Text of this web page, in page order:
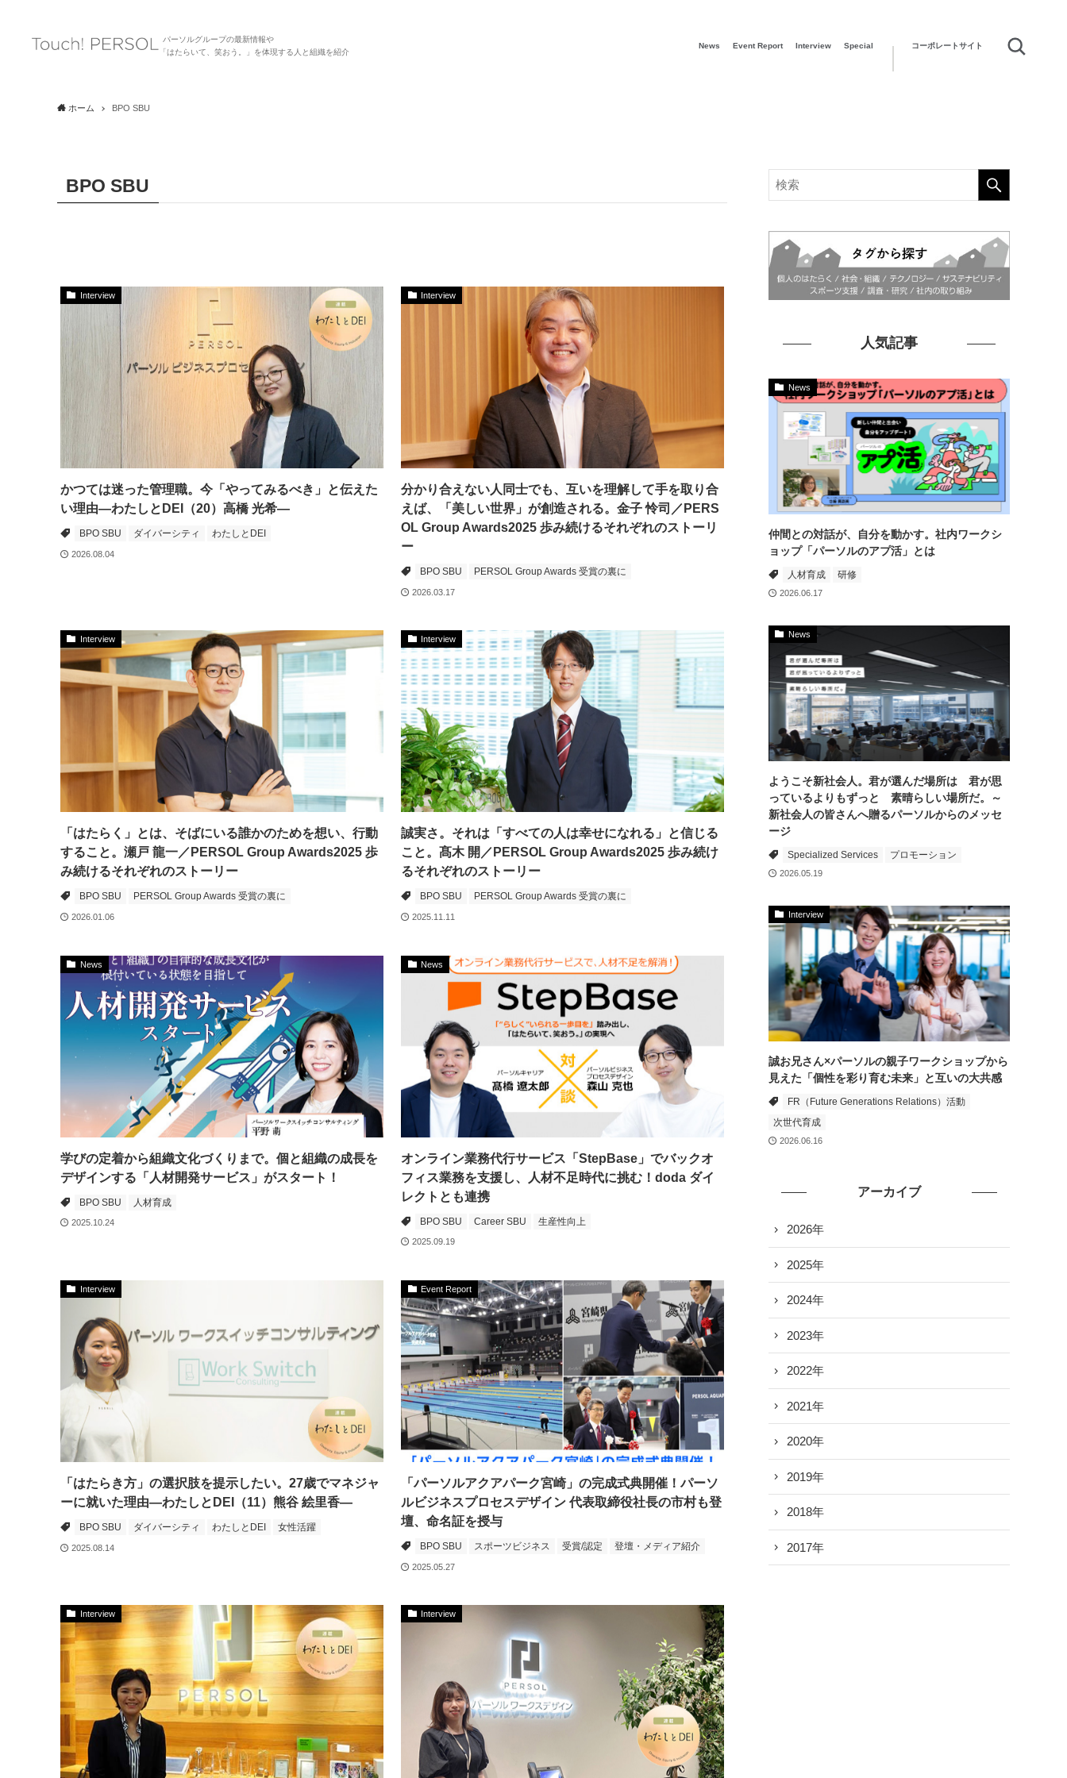
パーソルグループの最新情報や
「はたらいて、笑おう。」を体現する人と組織を紹介
News Event Report Interview Special コーポレートサイト
ホーム BPO SBU
BPO SBU
Interview
かつては迷った管理職。今「やってみるべき」と伝えた
い理由―わたしとDEI（20）高橋 光希―
BPO SBU ダイバーシティ わたしとDEI
2026.08.04
Interview
分かり合えない人同士でも、互いを理解して手を取り合
えば、「美しい世界」が創造される。金子 怜司／PERS
OL Group Awards2025 歩み続けるそれぞれのストーリ
ー
BPO SBU PERSOL Group Awards 受賞の裏に
2026.03.17
Interview
「はたらく」とは、そばにいる誰かのためを想い、行動
すること。瀬戸 龍一／PERSOL Group Awards2025 歩
み続けるそれぞれのストーリー
BPO SBU PERSOL Group Awards 受賞の裏に
2026.01.06
Interview
誠実さ。それは「すべての人は幸せになれる」と信じる
こと。髙木 開／PERSOL Group Awards2025 歩み続け
るそれぞれのストーリー
BPO SBU PERSOL Group Awards 受賞の裏に
2025.11.11
News
学びの定着から組織文化づくりまで。個と組織の成長を
デザインする「人材開発サービス」がスタート！
BPO SBU 人材育成
2025.10.24
News
オンライン業務代行サービス「StepBase」でバックオ
フィス業務を支援し、人材不足時代に挑む！doda ダイ
レクトとも連携
BPO SBU Career SBU 生産性向上
2025.09.19
Interview
「はたらき方」の選択肢を提示したい。27歳でマネジャ
ーに就いた理由―わたしとDEI（11）熊谷 絵里香―
BPO SBU ダイバーシティ わたしとDEI 女性活躍
2025.08.14
Event Report
「パーソルアクアパーク宮崎」の完成式典開催！パーソ
ルビジネスプロセスデザイン 代表取締役社長の市村も登
壇、命名証を授与
BPO SBU スポーツビジネス 受賞/認定 登壇・メディア紹介
2025.05.27
Interview Interview
人気記事
News
仲間との対話が、自分を動かす。社内ワークシ
ョップ「パーソルのアプ活」とは
人材育成 研修
2026.06.17
News
ようこそ新社会人。君が選んだ場所は 君が思
っているよりもずっと 素晴らしい場所だ。～
新社会人の皆さんへ贈るパーソルからのメッセ
ージ
Specialized Services プロモーション
2026.05.19
Interview
誠お兄さん×パーソルの親子ワークショップから
見えた「個性を彩り育む未来」と互いの大共感
FR（Future Generations Relations）活動
次世代育成
2026.06.16
アーカイブ
2026年
2025年
2024年
2023年
2022年
2021年
2020年
2019年
2018年
2017年